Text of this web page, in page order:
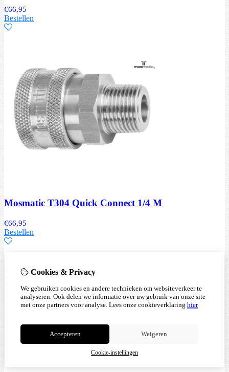
€66,95
Bestellen
Mosmatic T304 Quick Connect 1/4 M
€66,95
Bestellen
Cookies & Privacy
We gebruiken cookies en andere technieken om websiteverkeer te
analyseren. Ook delen we informatie over uw gebruik van onze site
met onze partners voor analyse. Lees onze cookieverklaring hier
Accepteren Weigeren
Cookie-instellingen